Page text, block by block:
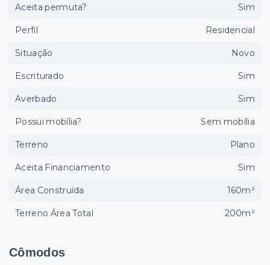
Cômodos
Aceita permuta? Sim
Perfil Residencial
Situação Novo
Escriturado Sim
Averbado Sim
Possui mobília? Sem mobília
Terreno Plano
Aceita Financiamento Sim
Área Construída 160m²
Terreno Área Total 200m²